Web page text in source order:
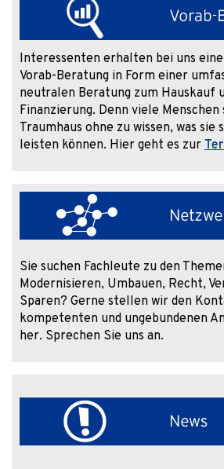
Interessenten erhalten bei uns
Vorab-Beratung in Form einer
neutralen Beratung zum Hauskauf
Finanzierung. Denn viele
Traumhaus ohne zu wissen, was sie
leisten können. Hier geht es zur
Sie suchen Fachleute zu den
Modernisieren, Umbauen, Recht,
Sparen? Gerne stellen wir den
kompetenten und ungebundenen
her. Sprechen Sie uns an.